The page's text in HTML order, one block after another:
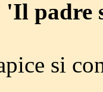
'Il padre
si